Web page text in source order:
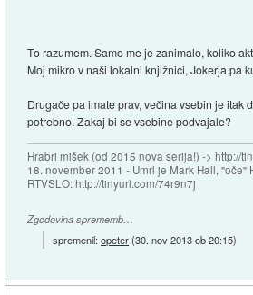
To razumem. Samo me je zanimalo, koliko
Moj mikro v naši lokalni knjižnici, Jokerja pa
Drugače pa imate prav, večina vsebin je itak
potrebno. Zakaj bi se vsebine podvajale?
Hrabri mišek (od 2015 nova serija!) -> http://
18. november 2011 - Umrl je Mark Hall, "oče"
RTVSLO: http://tinyurl.com/74r9n7j
Zgodovina sprememb…
spremenil:opeter(30. nov 2013 ob 20:15)